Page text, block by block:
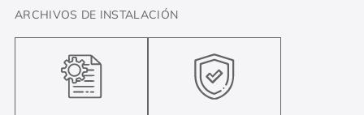
ARCHIVOS DE INSTALACIÓN